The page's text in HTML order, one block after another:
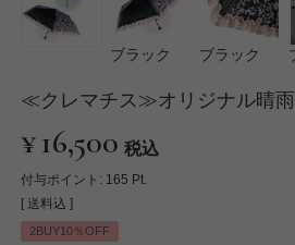
ブラック ブラック
≪クレマチス≫オリジナル晴
¥16,500 税込
付与ポイント: 165 Pt.
送料込
2BUY10％OFF